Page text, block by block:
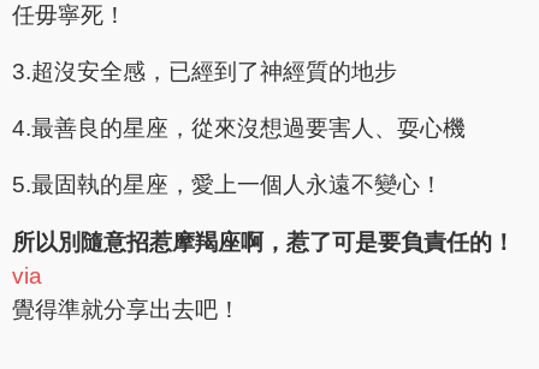
任毋寧死！
3.超沒安全感，已經到了神經質的地步
4.最善良的星座，從來沒想過要害人、耍心機
5.最固執的星座，愛上一個人永遠不變心！
所以別隨意招惹摩羯座啊，惹了可是要負責任的！
via
覺得準就分享出去吧！